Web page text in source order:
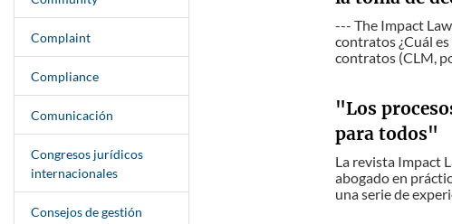
Complaint
Compliance
Comunicación
Congresos jurídicos
internacionales
Consejos de gestión
--- The Impact
contratos ¿Cuál
contratos (CLM,
"Los
para todos"
La revista Impact
abogado en
una serie de